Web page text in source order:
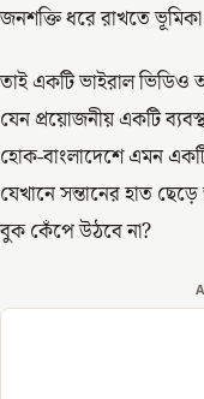
জনশক্তি ধরে রাখতে
তাই একটি ভাইরাল ভিডিও
যেন প্রয়োজনীয় একটি
হোক-বাংলাদেশে এমন
যেখানে সন্তানের হাত
বুক কেঁপে উঠবে না?